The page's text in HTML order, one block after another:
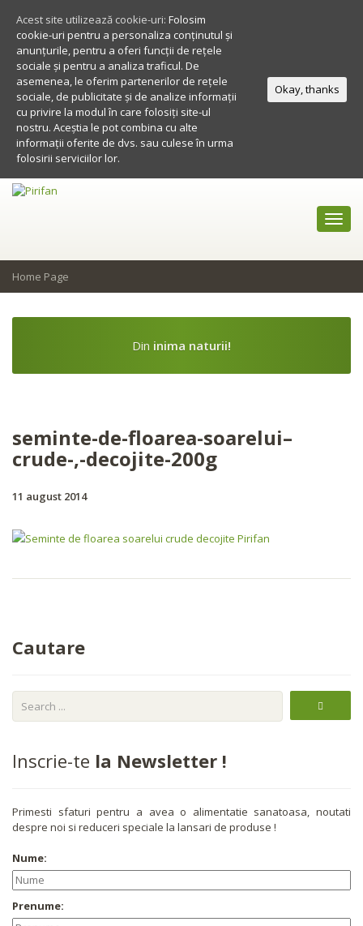
Home Page
Din inima naturii!
seminte-de-floarea-soarelui–
crude-,-decojite-200g
11 august 2014
Cautare
Inscrie-te la Newsletter !
Primesti sfaturi pentru a avea o alimentatie sanatoasa, noutati
despre noi si reduceri speciale la lansari de produse !
Nume:
Prenume:
Acest site utilizează cookie-uri: Folosim
cookie-uri pentru a personaliza conținutul și
anunțurile, pentru a oferi funcții de rețele
sociale și pentru a analiza traficul. De
asemenea, le oferim partenerilor de rețele
sociale, de publicitate și de analize informații
cu privire la modul în care folosiți site-ul
nostru. Aceștia le pot combina cu alte
informații oferite de dvs. sau culese în urma
folosirii serviciilor lor.
Okay, thanks